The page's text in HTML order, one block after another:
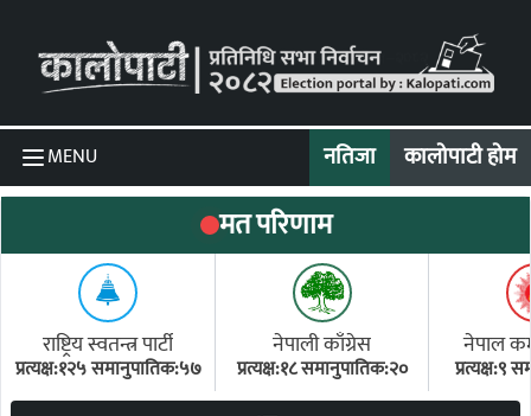
MENU नतिजा कालोपाटी होम
मत परिणाम
राष्ट्रिय स्वतन्त्र पार्टी
प्रत्यक्ष:१२५ समानुपातिक:५७
नेपाली काँग्रेस
प्रत्यक्ष:१८ समानुपातिक:२०
नेपाल
प्रत्यक्ष:९